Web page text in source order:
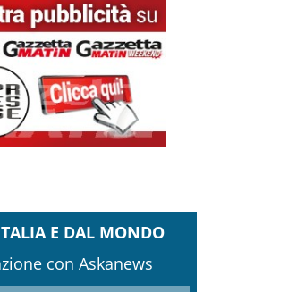
E DAL MONDO
con Askanews